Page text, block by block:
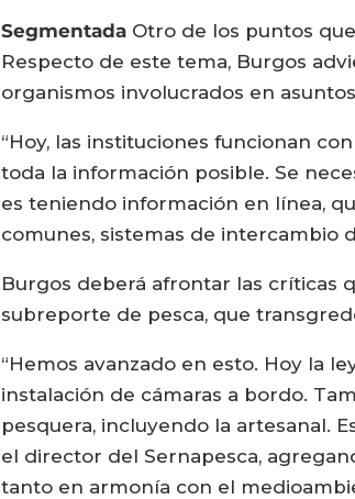
Segmentada Otro de los puntos
Respecto de este tema, Burgos
organismos involucrados en
“Hoy, las instituciones funcionan
toda la información posible. Se
es teniendo información en línea,
comunes, sistemas de intercambio
Burgos deberá afrontar las críticas
subreporte de pesca, que
“Hemos avanzado en esto. Hoy la
instalación de cámaras a bordo.
pesquera, incluyendo la artesanal.
el director del Sernapesca,
tanto en armonía con el